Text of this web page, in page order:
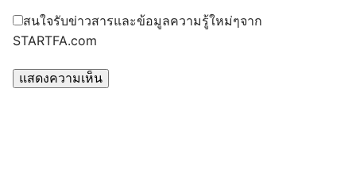
สนใจรับข่าวสารและข้อมูลความรู้ใหม่ๆจาก
STARTFA.com